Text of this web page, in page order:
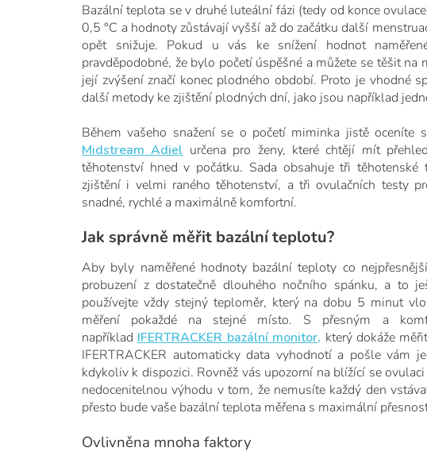
Bazální teplota se v druhé luteální fázi (tedy od konce
0,5 °C a hodnoty zůstávají vyšší až do začátku další
opět snižuje. Pokud u vás ke snížení hodnot
pravděpodobné, že bylo početí úspěšné a můžete se těšit
její zvýšení značí konec plodného období. Proto je vhodné
další metody ke zjištění plodných dní, jako jsou například
Během vašeho snažení se o početí miminka jistě oceníte
Midstream Adiel určena pro ženy, které chtějí mít
těhotenství hned v počátku. Sada obsahuje tři
zjištění i velmi raného těhotenství, a tři ovulačních testy
snadné, rychlé a maximálně komfortní.
Jak správně měřit bazální teplotu?
Aby byly naměřené hodnoty bazální teploty co
probuzení z dostatečně dlouhého nočního spánku, a to
používejte vždy stejný teploměr, který na dobu 5 minut
měření pokaždé na stejné místo. S přesným a
například IFERTRACKER bazální monitor, který dokáže
IFERTRACKER automaticky data vyhodnotí a pošle
kdykoliv k dispozici. Rovněž vás upozorní na blížící se
nedocenitelnou výhodu v tom, že nemusíte každý den
přesto bude vaše bazální teplota měřena s maximální
Ovlivněna mnoha faktory